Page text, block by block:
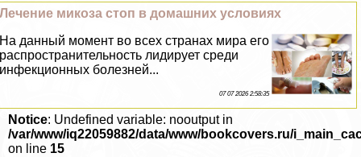
Лечение микоза стоп в домашних условиях
На данный момент во всех странах мира его
распространительность лидирует среди
инфекционных болезней...
07 07 2026 2:58:35
Notice: Undefined variable: nooutput in
/var/www/iq22059882/data/www/bookcovers.ru/
on line 15